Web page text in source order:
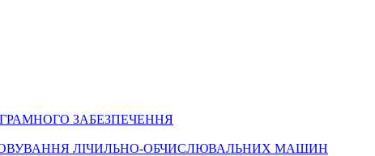
ЗАБЕЗПЕЧЕННЯ
ЛІЧИЛЬНО-ОБЧИСЛЮВАЛЬНИХ МАШИН